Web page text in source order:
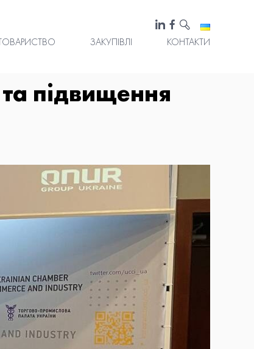
ЗАКУПІВЛІ КОНТАКТИ
підвищення